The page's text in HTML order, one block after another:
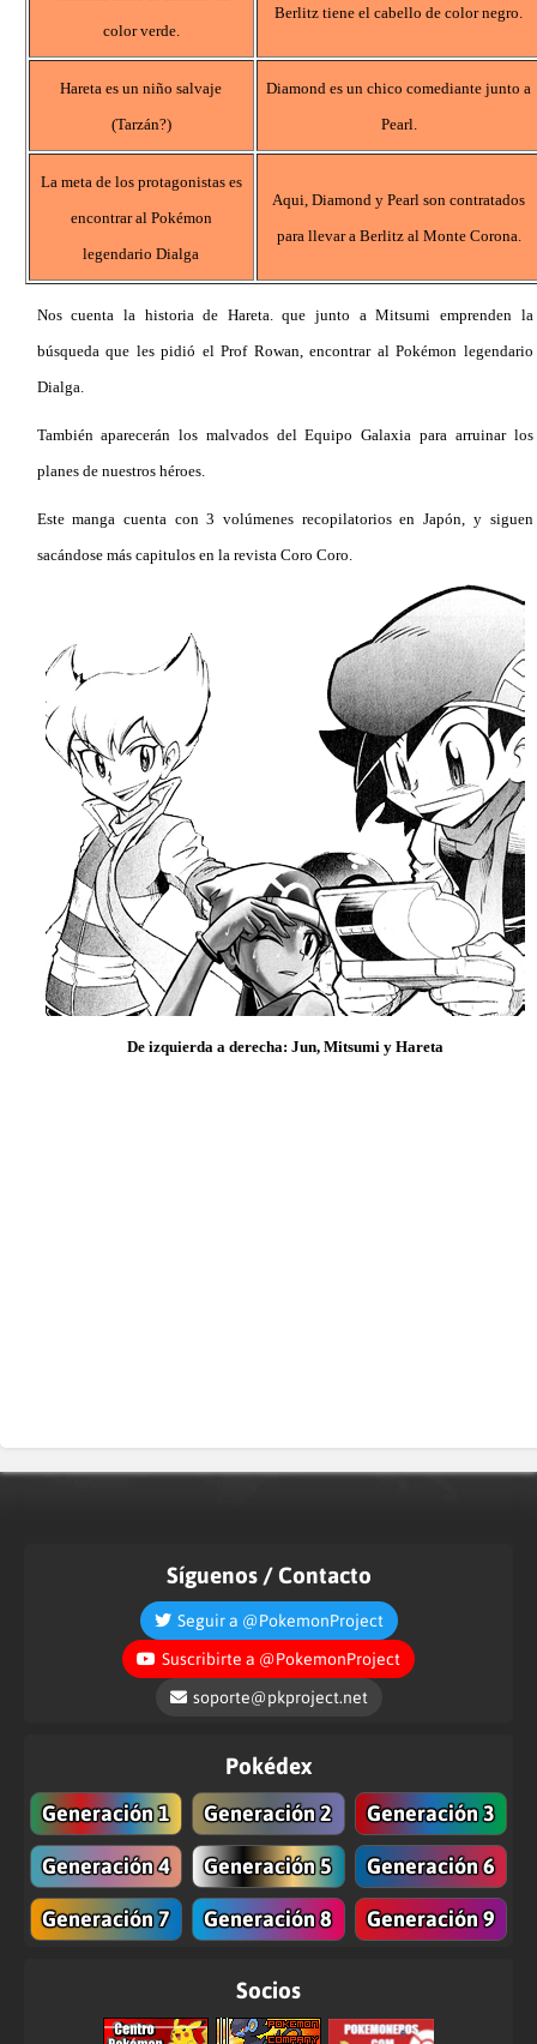
color verde.
Berlitz tiene el cabello de color negro.
Hareta es un niño salvaje
(Tarzán?)
Diamond es un chico comediante junto a
Pearl.
La meta de los protagonistas es
encontrar al Pokémon
legendario Dialga
Aqui, Diamond y Pearl son contratados
para llevar a Berlitz al Monte Corona.
Nos cuenta la historia de Hareta. que junto a Mitsumi emprenden la
búsqueda que les pidió el Prof Rowan, encontrar al Pokémon legendario
Dialga.
También aparecerán los malvados del Equipo Galaxia para arruinar los
planes de nuestros héroes.
Este manga cuenta con 3 volúmenes recopilatorios en Japón, y siguen
sacándose más capitulos en la revista Coro Coro.
De izquierda a derecha: Jun, Mitsumi y Hareta
Síguenos / Contacto
Seguir a @PokemonProject
Suscribirte a @PokemonProject
soporte@pkproject.net
Pokédex
Generación 1
Generación 2 Generación 3
Generación 4 Generación 5 Generación 6
Generación 7 Generación 8 Generación 9
Socios